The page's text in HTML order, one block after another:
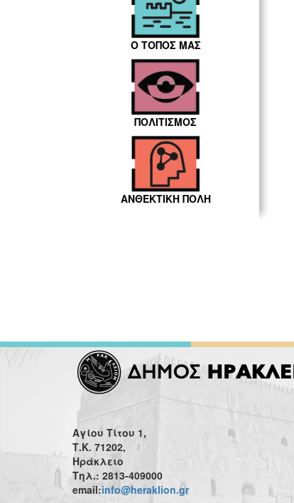
Ο ΤΟΠΟΣ ΜΑΣ
ΠΟΛΙΤΙΣΜΟΣ
ΑΝΘΕΚΤΙΚΗ ΠΟΛΗ
Αγίου Τίτου 1,
Τ.Κ. 71202,
Ηράκλειο
Τηλ.: 2813-409000
email:info@heraklion.gr